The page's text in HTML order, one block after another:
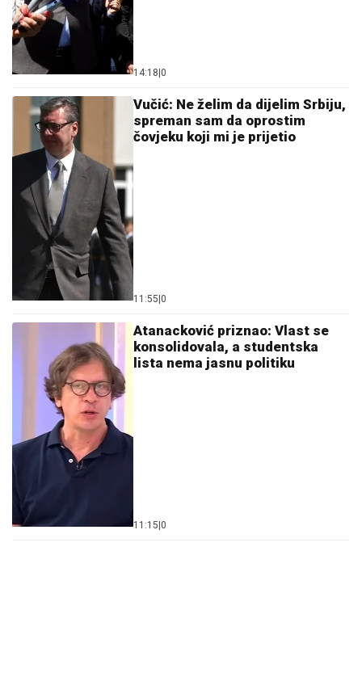
14:18|0
Vučić: Ne želim da dijelim Srbiju,
spreman sam da oprostim
čovjeku koji mi je prijetio
11:55|0
Atanacković priznao: Vlast se
konsolidovala, a studentska
lista nema jasnu politiku
11:15|0